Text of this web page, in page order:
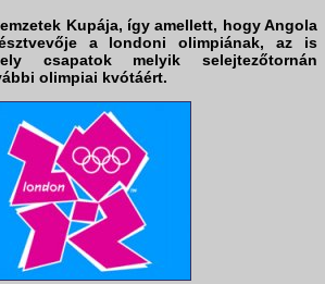
Kupája, így amellett, hogy Angola
a londoni olimpiának, az is
csapatok melyik selejtezőtornán
olimpiai kvótáért.